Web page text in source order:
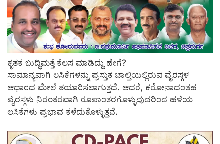
ಕೃತಕ ಬುದ್ಧಿಮತ್ತೆ ಕೆಲಸ ಮಾಡಿದ್ದು ಹೇಗೆ?
ಸಾಮಾನ್ಯವಾಗಿ ಲಸಿಕೆಗಳನ್ನು ಪ್ರಸ್ತುತ ಚಾಲ್ತಿಯಲ್ಲಿರುವ ವೈರಸ್ಗಳ
ಆಧಾರದ ಮೇಲೆ ತಯಾರಿಸಲಾಗುತ್ತದೆ. ಆದರೆ, ಕರೋನಾದಂತಹ
ವೈರಸ್ಗಳು ನಿರಂತರವಾಗಿ ರೂಪಾಂತರಗೊಳ್ಳುವುದರಿಂದ ಹಳೆಯ
ಲಸಿಕೆಗಳು ಪ್ರಭಾವ ಕಳೆದುಕೊಳ್ಳುತ್ತವೆ.